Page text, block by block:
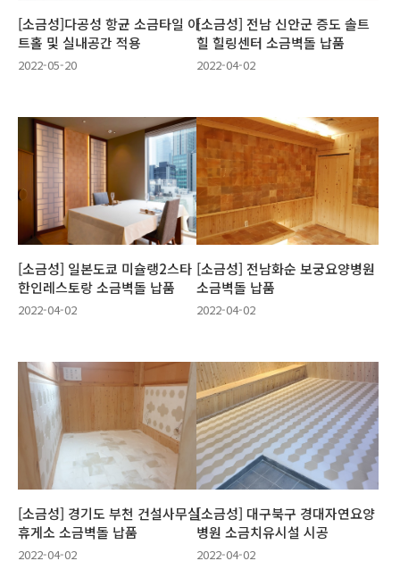
[소금성]다공성 항균 소금타일 아
트홀 및 실내공간 적용
2022-05-20
[소금성] 전남 신안군 증도 솔트
힐 힐링센터 소금벽돌 납품
2022-04-02
[소금성] 일본도쿄 미슐랭2스타
한인레스토랑 소금벽돌 납품
2022-04-02
[소금성] 전남화순 보궁요양병원
소금벽돌 납품
2022-04-02
[소금성] 경기도 부천 건설사무실
휴게소 소금벽돌 납품
2022-04-02
[소금성] 대구북구 경대자연요양
병원 소금치유시설 시공
2022-04-02